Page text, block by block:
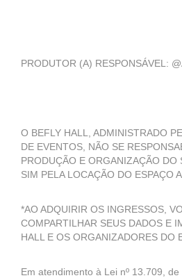
PRODUTOR (A) RESPONSÁVEL:
O BEFLY HALL, ADMINISTRADO
DE EVENTOS, NÃO SE
PRODUÇÃO E ORGANIZAÇÃO DO
SIM PELA LOCAÇÃO DO ESPAÇO
*AO ADQUIRIR OS INGRESSOS,
COMPARTILHAR SEUS DADOS E
HALL E OS ORGANIZADORES DO
Em atendimento à Lei nº 13.709,